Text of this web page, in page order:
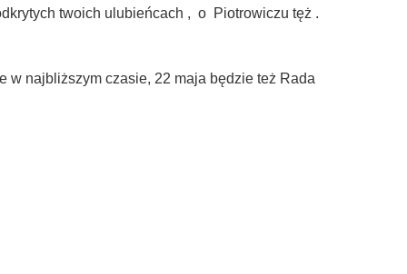
twoich ulubieńcach , o Piotrowiczu tęż .
w najbliższym czasie, 22 maja będzie też Rada